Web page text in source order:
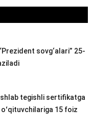
sovg‘alari” 25-
tegishli sertifikatga
15 foiz